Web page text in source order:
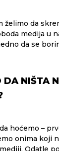
želimo da
medija u
da se
NIŠTA
hoćemo –
onima koji